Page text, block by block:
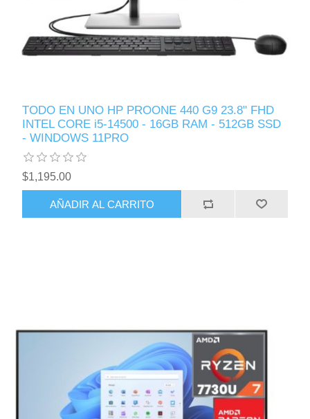
TODO EN UNO HP PROONE 440 G9 23.8" FHD
INTEL CORE i5-14500 - 16GB RAM - 512GB SSD
- WINDOWS 11PRO
$1,195.00
AÑADIR AL CARRITO